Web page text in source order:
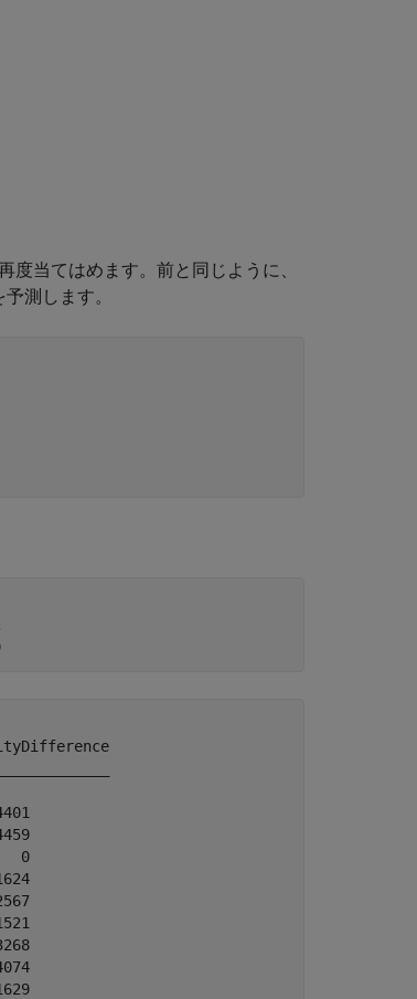
当てはめます。前と同じように、
測します。
0.054401
0.064459
0
0.071624
0.032567
0.0051521
0.013268
0.074074
0.11629